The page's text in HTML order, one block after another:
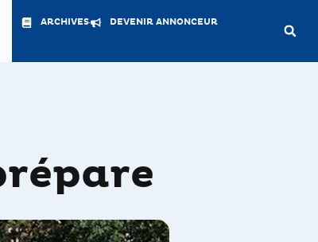
ARCHIVES DEVENIR ANNONCEUR